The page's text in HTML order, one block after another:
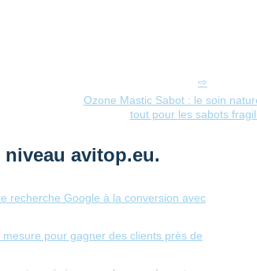
Ozone Mastic Sabot : le soin
tout pour les sabots
avitop.eu.
recherche Google à la conversion avec
pour gagner des clients près de